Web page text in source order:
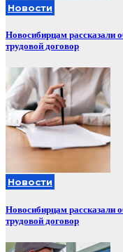
Новости
Новосибирцам рассказали
трудовой договор
Новости
Новосибирцам рассказали
трудовой договор